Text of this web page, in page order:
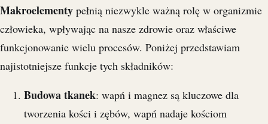
Makroelementy pełnią niezwykle ważną rolę w organizmie
człowieka, wpływając na nasze zdrowie oraz właściwe
funkcjonowanie wielu procesów. Poniżej przedstawiam
najistotniejsze funkcje tych składników:
Budowa tkanek: wapń i magnez są kluczowe dla
tworzenia kości i zębów, wapń nadaje kościom